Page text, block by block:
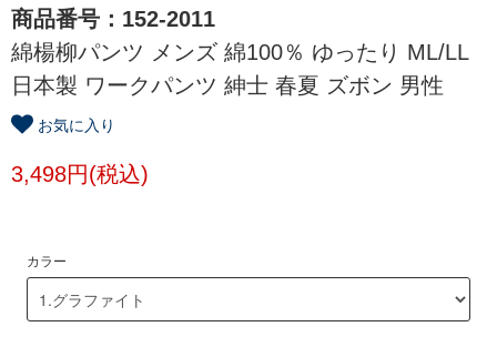
商品番号：152-2011
綿楊柳パンツ メンズ 綿100％ ゆったり ML/LL
日本製 ワークパンツ 紳士 春夏 ズボン 男性
お気に入り
3,498円(税込)
カラー